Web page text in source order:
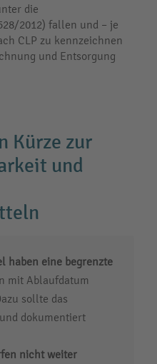
die
2012) fallen und – je
CLP zu kennzeichnen
und Entsorgung
Kürze zur
und
haben eine begrenzte
mit Ablaufdatum
sollte das
dokumentiert
nicht weiter